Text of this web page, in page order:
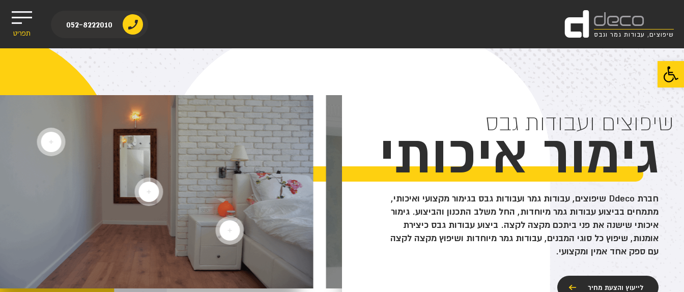
פתח סרגל נגישות
deco
d שיפוצים, עבודות גמר וגבס
052-8222010
תפריט
שיפוצים ועבודות גבס
גימור איכותי
חברת Ddeco שיפוצים, עבודות גמר ועבודות גבס בגימור מקצועי ואיכותי,
מתמחים בביצוע עבודות גמר מיוחדות, החל משלב התכנון והביצוע. גימור
איכותי שישנה את פני ביתכם מקצה לקצה. ביצוע עבודות גבס כיצירת
אומנות, שיפוץ כל סוגי המבנים, עבודות גמר מיוחדות ושיפוץ מקצה לקצה
עם ספק אחד אמין ומקצועי.
לייעוץ והצעת מחיר